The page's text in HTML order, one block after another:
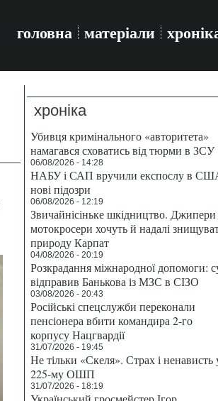
головна матеріали
хроніка
Убивця кримінального «авторитета»
намагався сховатись від тюрми в ЗСУ
06/08/2026 - 14:28
НАБУ і САП вручили експослу в
нові підозри
06/08/2026 - 12:19
Звичайнісіньке шкідництво. Джипери
мотокросери хочуть й надалі
природу Карпат
04/08/2026 - 20:19
Розкрадання міжнародної допомоги:
відправив Банькова із МЗС в СІЗО
03/08/2026 - 20:43
Російські спецслужби переконали
пенсіонера вбити командира 2-го
корпусу Нацгвардії
31/07/2026 - 19:45
Не тільки «Скеля». Страх і ненависть
225-му ОШП
31/07/2026 - 18:19